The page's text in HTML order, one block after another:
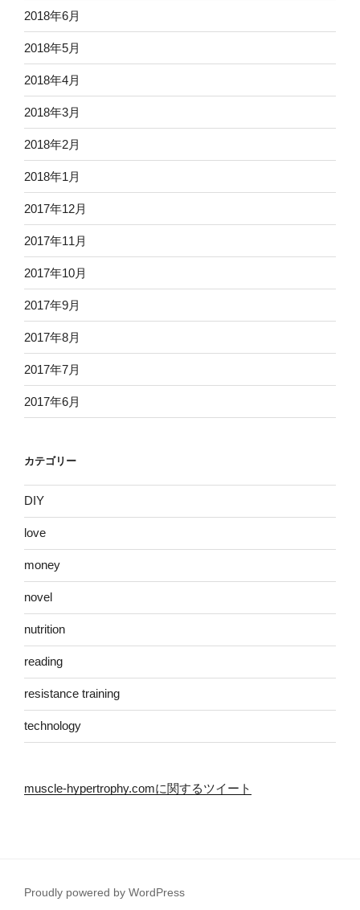
2018年6月
2018年5月
2018年4月
2018年3月
2018年2月
2018年1月
2017年12月
2017年11月
2017年10月
2017年9月
2017年8月
2017年7月
2017年6月
カテゴリー
DIY
love
money
novel
nutrition
reading
resistance training
technology
muscle-hypertrophy.comに関するツイート
Proudly powered by WordPress